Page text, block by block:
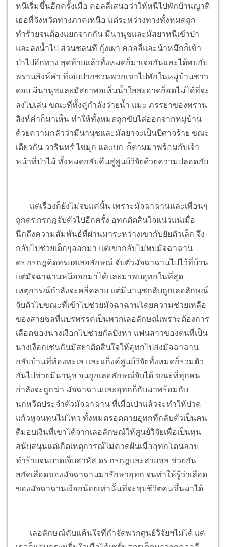
หนีเริ่มขึ้นอีกครั้งเมื่อ คอลลี่เสนอว่าให้หนีไปพักบ้านญาติ
เธอที่จังหวัดทางภาคเหนือ แต่ระหว่างทางทั้งหมดถูก
ทำร้ายจนต้องแยกจากกัน มีนานุชและมัสยาหนีเข้าป่า
และลงน้ำไป ส่วนชลนที กุ้งเผา คอลลี่และน้าหมึกก็เข้า
ป่าไปอีกทาง สุดท้ายแล้วทั้งหมดก็มาเจอกันและได้พบกับ
พรานสิงห์คำ ที่เอ่ยปากชวนพวกเขาไปพักในหมู่บ้านชาว
ดอย มีนานุชและมัสยาพอเห็นน้ำใสสะอาดก็อดไม่ได้ที่จะ
ลงไปเล่น ขณะที่ทั้งคู่กำลังว่ายน้ำ แมะ ภรรยาของพราน
สิงห์คำก็มาเห็น ทำให้ทั้งหมดถูกขับไล่ออกจากหมู่บ้าน
ด้วยความกลัวว่ามีนานุชและมัสยาจะเป็นปีศาจร้าย ขณะ
เดียวกัน วารินทร์ ไข่มุก และบก. ก็ตามมาพร้อมกับเจ้า
หน้าที่ป่าไม้ ทั้งหมดกลับคืนสู่ศูนย์วิจัยด้วยความปลอดภัย
แต่เรื่องก็ยังไม่จบแค่นั้น เพราะมัจฉาฉานและเพื่อนๆ
ถูกดร.กรกฎจับตัวไปอีกครั้ง อุทกตัดสินใจแน่วแน่เมื่อ
นึกถึงความสัมพันธ์ที่ผ่านมาระหว่างเขากับยัยตัวเล็ก จึง
กลับไปช่วยเด็กๆออกมา แต่เขากลับไม่พบมัจฉาฉาน
ดร.กรกฎคิดทรยศเลอลักษณ์ จับตัวมัจฉาฉานไปไว้ที่บ้าน
แต่มัจฉาฉานหนีออกมาได้และมาพบอุทกในที่สุด
เหตุการณ์กำลังจะคลี่คลาย แต่มีนานุชกลับถูกเลอลักษณ์
จับตัวไปขณะที่เข้าไปช่วยมัจฉาฉานโดยความช่วยเหลือ
ของสายชลที่แปรพรรคเป็นพวกเลอลักษณ์เพราะต้องการ
เลือดของนางเงือกไปช่วยกัลปังหา แฟนสาวของตนที่เป็น
นางเงือกเช่นกันมัสยาตัดสินใจให้อุทกไปส่งมัจฉาฉาน
กลับบ้านที่ท้องทะเล และแก็งค์ศูนย์วิจัยทั้งหมดก็รวมตัว
กันไปช่วยมีนานุช จนถูกเลอลักษณ์จับได้ ขณะที่ทุกคน
กำลังจะถูกฆ่า มัจฉาฉานและอุทกก็กับมาพร้อมกับ
นกหวีดประจำตัวมัจฉาฉาน ที่เมื่อเป่าแล้วจะทำให้ปวด
แก้วหูจนทนไม่ไหว ทั้งหมดรอดตายอุทกที่กลับตัวเป็นคน
ดีมอบเงินที่เขาได้จากเลอลักษณ์ให้ศูนย์วิจัยเพื่อเป็นทุน
สนับสนุนแต่เกิดเหตุการณ์ไม่คาดฝันเมื่ออุทกโดนลอบ
ทำร้ายจนบาดเจ็บสาหัส ดร.กรกฎและสายชล ช่วยกัน
สกัดเลือดของมัจฉาฉานมารักษาอุทก จนทำให้รู้ว่าเลือด
ของมัจฉาฉานเงือกน้อยเท่านั้นที่จะชุบชีวิตคนขึ้นมาได้
เลอลักษณ์คับแค้นใจที่กำจัดพวกศูนย์วิจัยฯไม่ได้ แต่